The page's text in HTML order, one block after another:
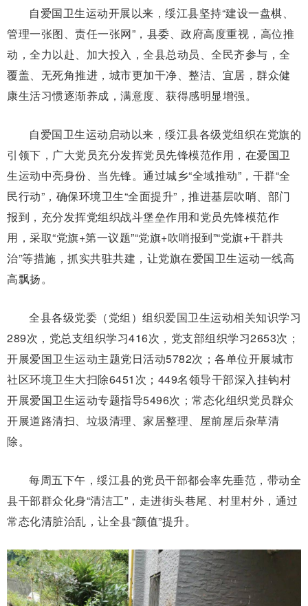
自爱国卫生运动开展以来，绥江县坚持“建设一盘棋、
管理一张图、责任一张网”，县委、政府高度重视，高位推
动，全力以赴、加大投入，全县总动员、全民齐参与，全
覆盖、无死角推进，城市更加干净、整洁、宜居，群众健
康生活习惯逐渐养成，满意度、获得感明显增强。
自爱国卫生运动启动以来，绥江县各级党组织在党旗的
引领下，广大党员充分发挥党员先锋模范作用，在爱国卫
生运动中亮身份、当先锋。通过城乡“全域推动”，干群“全
民行动”，确保环境卫生“全面提升”，推进基层吹哨、部门
报到，充分发挥党组织战斗堡垒作用和党员先锋模范作
用，采取“党旗+第一议题”“党旗+吹哨报到”“党旗+干群共
治”等措施，抓实共驻共建，让党旗在爱国卫生运动一线高
高飘扬。
全县各级党委（党组）组织爱国卫生运动相关知识学习
289次，党总支组织学习416次，党支部组织学习2653次；
开展爱国卫生运动主题党日活动5782次；各单位开展城市
社区环境卫生大扫除6451次；449名领导干部深入挂钩村
开展爱国卫生运动专题指导5496次；常态化组织党员群众
开展道路清扫、垃圾清理、家居整理、屋前屋后杂草清
除。
每周五下午，绥江县的党员干部都会率先垂范，带动全
县干部群众化身“清洁工”，走进街头巷尾、村里村外，通过
常态化清脏治乱，让全县“颜值”提升。